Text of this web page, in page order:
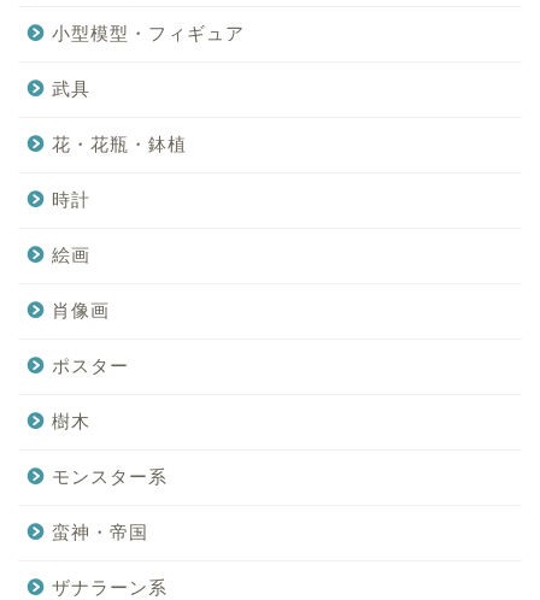
小型模型・フィギュア
武具
花・花瓶・鉢植
時計
絵画
肖像画
ポスター
樹木
モンスター系
蛮神・帝国
ザナラーン系